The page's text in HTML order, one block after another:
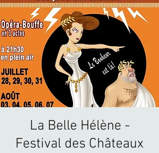
La Belle Hélène -
Festival des Châteaux